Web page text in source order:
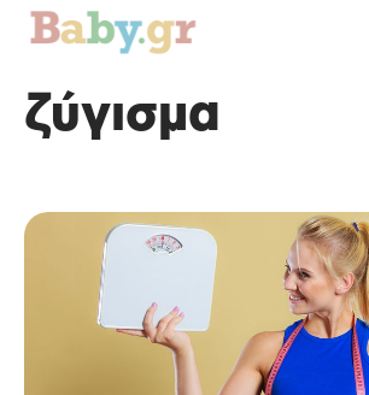
ζύγισμα